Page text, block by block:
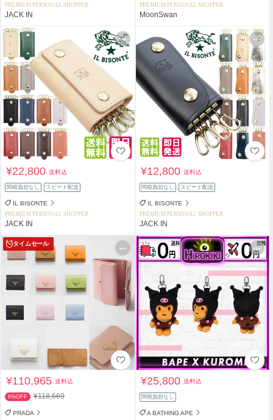
PREMIUM PERSONAL SHOPPER
JACK IN
PREMIUM PERSONAL SHOPPER
MoonSwan
¥22,800送料込
関税負担なし スピード配送
IL BISONTE
PREMIUM PERSONAL SHOPPER
JACK IN
¥12,800送料込
関税負担なし スピード配送
IL BISONTE
PREMIUM PERSONAL SHOPPER
JACK IN
タイムセール
¥110,965送料込
6%OFF ¥118,669
PRADA
¥25,800送料込
関税負担なし
A BATHING APE